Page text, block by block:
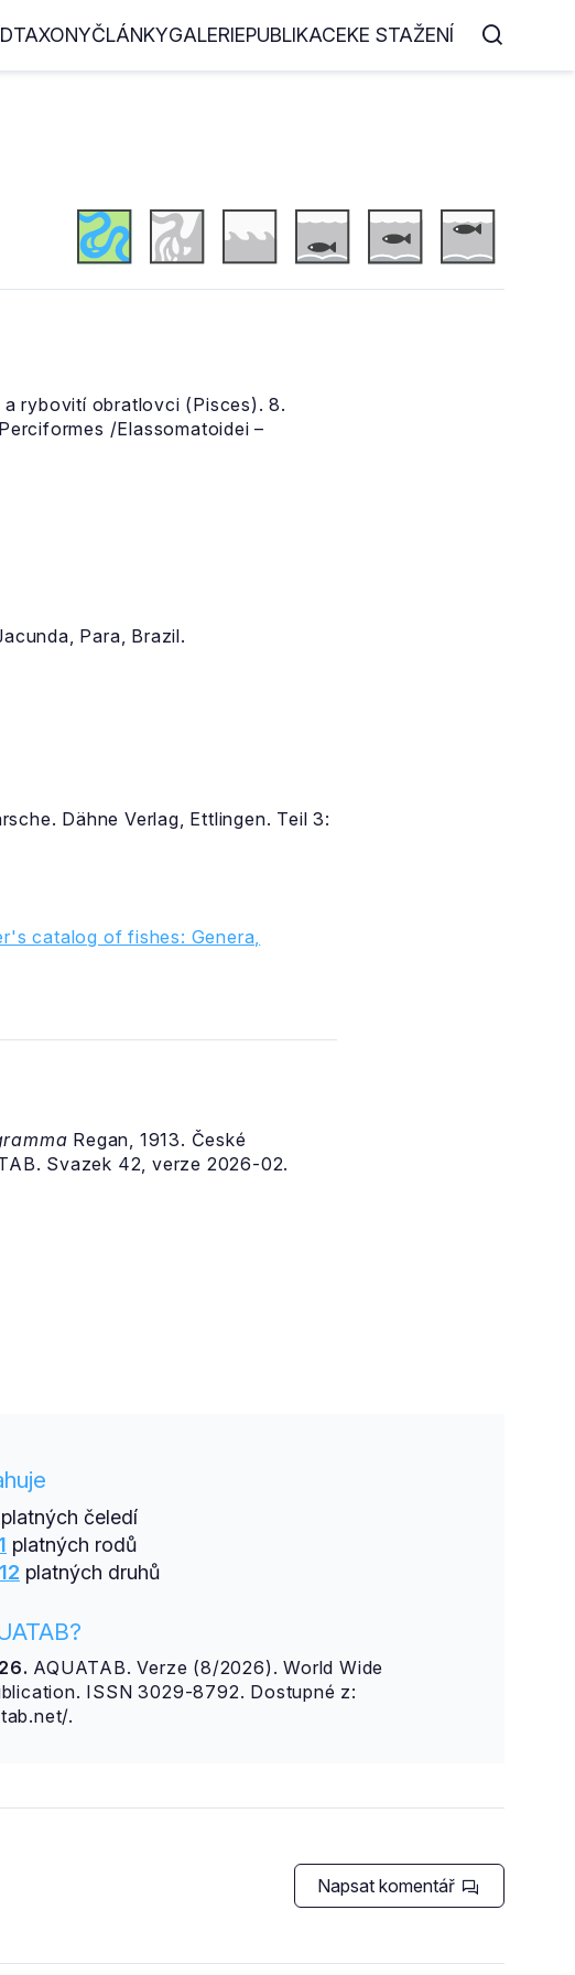
TAXONYČLÁNKYGALERIEPUBLIKACEKE STAŽENÍ
rybovití obratlovci (Pisces). 8.
/Elassomatoidei –
Para, Brazil.
Dähne Verlag, Ettlingen. Teil 3:
catalog of fishes: Genera,
Regan, 1913. České
Svazek 42, verze 2026-02.
čeledí
platných rodů
platných druhů
AQUATAB. Verze (8/2026). World Wide
ISSN 3029-8792. Dostupné z:
.
Napsat komentář